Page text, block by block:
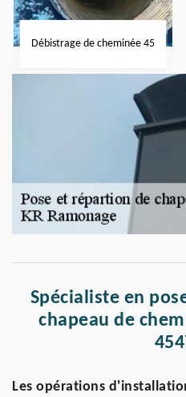
Débistrage de cheminée 45
Spécialiste en
chapeau de
Les opérations